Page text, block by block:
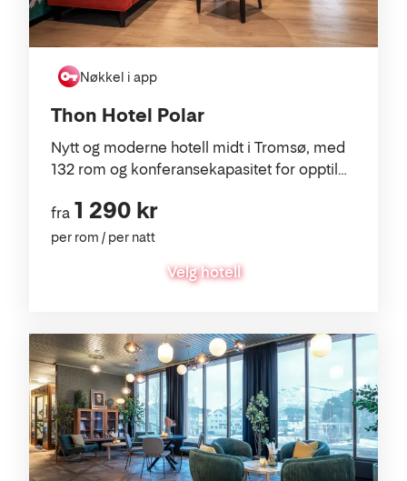
Thon Hotel Polar
Nytt og moderne hotell midt i Tromsø, med
132 rom og konferansekapasitet for opptil
Nøkkel i app
fra 1 290 kr
per rom / per natt
Velg hotell